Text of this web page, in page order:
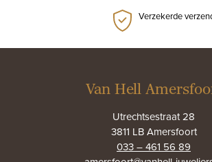
Verzekerde
Van Hell
Utrechtsestraat 28
3811 LB Amersfoort
033 – 461 56 89